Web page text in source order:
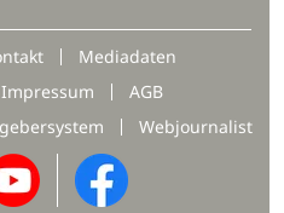
Mediadaten
Impressum
AGB
Webjournalist